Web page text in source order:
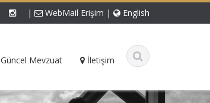
| WebMail Erişim | English
Güncel Mevzuat İletişim